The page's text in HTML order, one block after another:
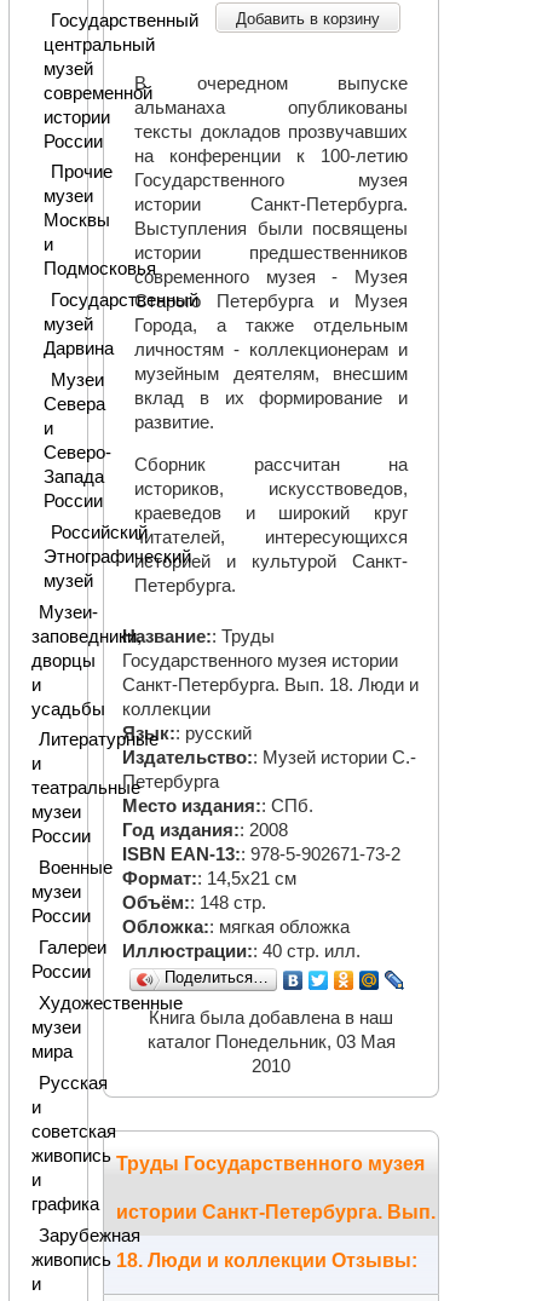
Добавить в корзину
В очередном выпуске
альманаха опубликованы
тексты докладов прозвучавших
на конференции к 100-летию
Государственного музея
истории Санкт-Петербурга.
Выступления были посвящены
истории предшественников
современного музея - Музея
Старого Петербурга и Музея
Города, а также отдельным
личностям - коллекционерам и
музейным деятелям, внесшим
вклад в их формирование и
развитие.
Сборник рассчитан на
историков, искусствоведов,
краеведов и широкий круг
читателей, интересующихся
историей и культурой Санкт-
Петербурга.
Название:: Труды
Государственного музея истории
Санкт-Петербурга. Вып. 18. Люди и
коллекции
Язык:: русский
Издательство:: Музей истории С.-
Петербурга
Место издания:: СПб.
Год издания:: 2008
ISBN EAN-13:: 978-5-902671-73-2
Формат:: 14,5х21 см
Объём:: 148 стр.
Обложка:: мягкая обложка
Иллюстрации:: 40 стр. илл.
Поделиться…
Книга была добавлена в наш
каталог Понедельник, 03 Мая
2010
Труды Государственного музея
истории Санкт-Петербурга. Вып.
18. Люди и коллекции Отзывы:
Государственный
центральный
музей
современной
истории
России
Прочие
музеи
Москвы
и
Подмосковья
Государственный
музей
Дарвина
Музеи
Севера
и
Северо-
Запада
России
Российский
Этнографический
музей
Музеи-
заповедники,
дворцы
и
усадьбы
Литературные
и
театральные
музеи
России
Военные
музеи
России
Галереи
России
Художественные
музеи
мира
Русская
и
советская
живопись
и
графика
Зарубежная
живопись
и